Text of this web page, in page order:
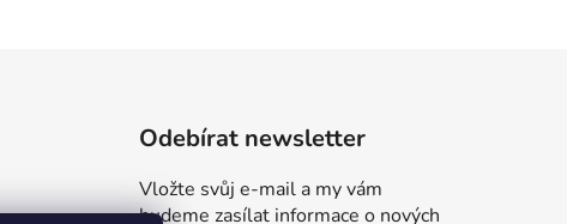
Odebírat newsletter
Vložte svůj e-mail a my vám
budeme zasílat informace o nových